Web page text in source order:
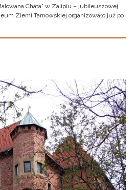
Chata” w Zalipiu – jubileuszowej
Ziemi Tarnowskiej organizowało już po